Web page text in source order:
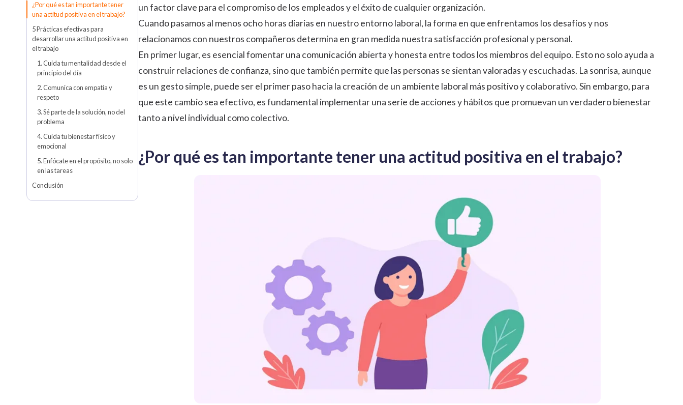
¿Por qué es tan importante tener
una actitud positiva en el trabajo?
5 Prácticas efectivas para
desarrollar una actitud positiva en
el trabajo
1. Cuida tu mentalidad desde el
principio del día
2. Comunica con empatía y
respeto
3. Sé parte de la solución, no del
problema
4. Cuida tu bienestar físico y
emocional
5. Enfócate en el propósito, no solo
en las tareas
Conclusión
un factor clave para el compromiso de los empleadosy el éxito de cualquier organización.
Cuando pasamos al menos ocho horas diarias en nuestro entorno laboral, la forma en que enfrentamos los desafíos y nos
relacionamos con nuestros compañeros determina en gran medida nuestra satisfacción profesional y personal.
En primer lugar, es esencial fomentar una comunicación abierta y honesta entre todos los miembros del equipo. Esto no solo ayuda a
construir relaciones de confianza, sino que también permite que las personas se sientan valoradas y escuchadas. La sonrisa, aunque
es un gesto simple, puede ser el primer paso hacia la creación de un ambiente laboral más positivo y colaborativo. Sin embargo, para
que este cambio sea efectivo, es fundamental implementar una serie de acciones y hábitos que promuevan un verdadero bienestar
tanto a nivel individual como colectivo.
¿Por qué es tan importante tener una actitud positiva en el trabajo?